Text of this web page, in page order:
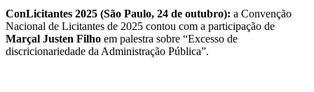
ConLicitantes 2025 (São Paulo, 24 de outubro): a Convenção
Nacional de Licitantes de 2025 contou com a participação de
Marçal Justen Filho em palestra sobre “Excesso de
discricionariedade da Administração Pública”.